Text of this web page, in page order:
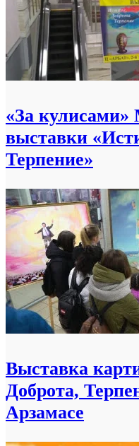
«За
выставки
Терпение»
Выставка
Доброта,
Арзамасе